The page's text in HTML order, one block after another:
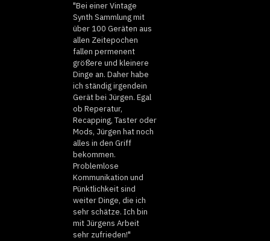
"Bei einer Vintage
Synth Sammlung mit
über 100 Geräten aus
allen Zeitepochen
fallen permenent
größere und kleinere
Dinge an. Daher habe
ich ständig irgendein
Gerät bei Jürgen. Egal
ob Reperatur,
Recapping, Taster oder
Mods, Jürgen hat noch
alles in den Griff
bekommen.
Problemlose
Kommunikation und
Pünktlichkeit sind
weiter Dinge, die ich
sehr schätze. Ich bin
mit Jürgens Arbeit
sehr zufrieden!"